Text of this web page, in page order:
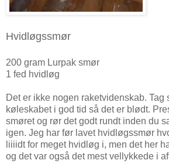
Hvidløgssmør
200 gram Lurpak smør
1 fed hvidløg
Det er ikke nogen raketvidenskab. Tag
køleskabet i god tid så det er blødt.
smøret og rør det godt rundt inden du
igen. Jeg har før lavet hvidløgssmør
liiiidt for meget hvidløg i, men det her
og det var også det mest vellykkede i